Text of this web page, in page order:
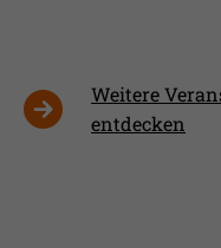
Weitere
entdecken